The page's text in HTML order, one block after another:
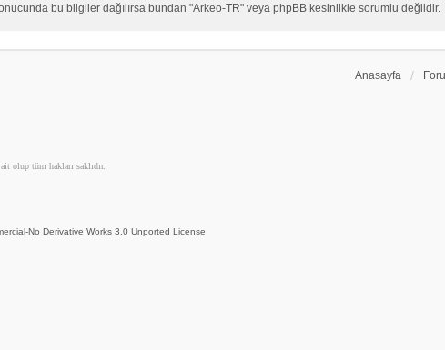
bu bilgiler dağılırsa bundan "Arkeo-TR" veya phpBB kesinlikle sorumlu değildir.
Anasayfa
olup tüm hakları saklıdır.
No Derivative Works 3.0 Unported License